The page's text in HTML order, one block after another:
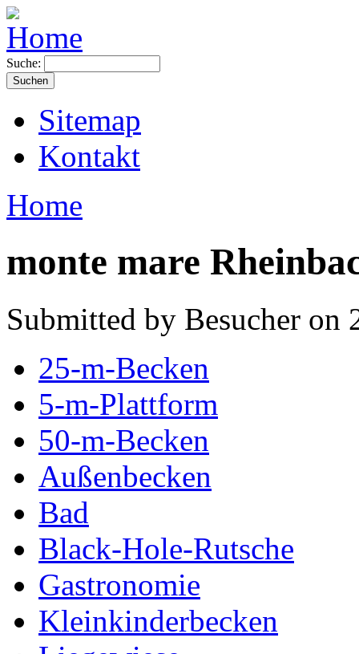
Suche:
Sitemap
Kontakt
Home
monte mare
Submitted by Besucher on
25-m-Becken
5-m-Plattform
50-m-Becken
Außenbecken
Bad
Black-Hole-Rutsche
Gastronomie
Kleinkinderbecken